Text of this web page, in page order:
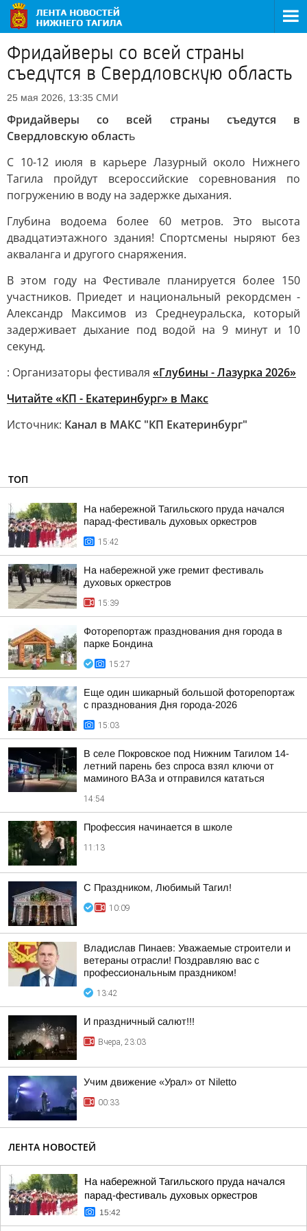
Фридайверы со всей страны
съедутся в Свердловскую область
25 мая 2026, 13:35 СМИ
Фридайверы со всей страны съедутся в
Свердловскую область
С 10-12 июля в карьере Лазурный около Нижнего
Тагила пройдут всероссийские соревнования по
погружению в воду на задержке дыхания.
Глубина водоема более 60 метров. Это высота
двадцатиэтажного здания! Спортсмены ныряют без
акваланга и другого снаряжения.
В этом году на Фестивале планируется более 150
участников. Приедет и национальный рекордсмен -
Александр Максимов из Среднеуральска, который
задерживает дыхание под водой на 9 минут и 10
секунд.
: Организаторы фестиваля «Глубины - Лазурка 2026»
Читайте «КП - Екатеринбург» в Mакс
Источник: Канал в МАКС "КП Екатеринбург"
ТОП
На набережной Тагильского пруда начался
парад-фестиваль духовых оркестров
15:42
На набережной уже гремит фестиваль
духовых оркестров
15:39
Фоторепортаж празднования дня города в
парке Бондина
15:27
Еще один шикарный большой фоторепортаж
с празднования Дня города-2026
15:03
В селе Покровское под Нижним Тагилом 14-
летний парень без спроса взял ключи от
маминого ВАЗа и отправился кататься
14:54
Профессия начинается в школе
11:13
С Праздником, Любимый Тагил!
10:09
Владислав Пинаев: Уважаемые строители и
ветераны отрасли! Поздравляю вас с
профессиональным праздником!
13:42
И праздничный салют!!!
Вчера, 23:03
Учим движение «Урал» от Niletto
00:33
ЛЕНТА НОВОСТЕЙ
На набережной Тагильского пруда начался
парад-фестиваль духовых оркестров
15:42